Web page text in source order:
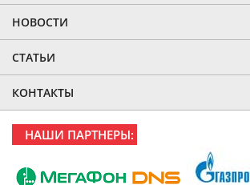
НОВОСТИ
СТАТЬИ
КОНТАКТЫ
НАШИ ПАРТНЕРЫ: